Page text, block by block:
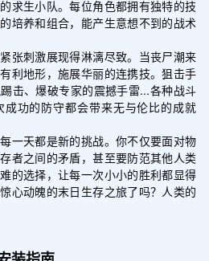
求生小队。每位角色都拥有独特的技
培养和组合，能产生意想不到的战术
张刺激展现得淋漓尽致。当丧尸潮来
利地形，施展华丽的连携技。狙击手
击、爆破专家的震撼手雷...各种战斗
功的防守都会带来无与伦比的成就
一天都是新的挑战。你不仅要面对物
者之间的矛盾，甚至要防范其他人类
的选择，让每一次小小的胜利都显得
心动魄的末日生存之旅了吗？人类的